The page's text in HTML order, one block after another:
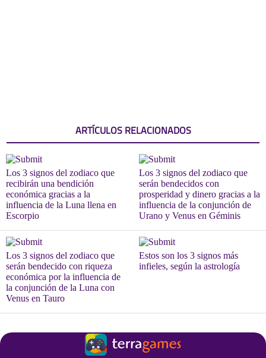
ARTÍCULOS RELACIONADOS
Los 3 signos del zodiaco que
recibirán una bendición
económica gracias a la
influencia de la Luna llena en
Escorpio
Los 3 signos del zodiaco que
serán bendecidos con
prosperidad y dinero gracias a la
influencia de la conjunción de
Urano y Venus en Géminis
Los 3 signos del zodiaco que
serán bendecido con riqueza
económica por la influencia de
la conjunción de la Luna con
Venus en Tauro
Estos son los 3 signos más
infieles, según la astrología